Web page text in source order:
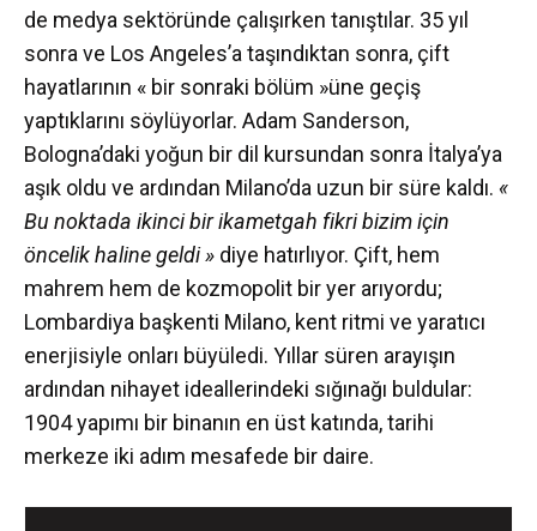
de medya sektöründe çalışırken tanıştılar. 35 yıl
sonra ve Los Angeles’a taşındıktan sonra, çift
hayatlarının « bir sonraki bölüm »üne geçiş
yaptıklarını söylüyorlar. Adam Sanderson,
Bologna’daki yoğun bir dil kursundan sonra İtalya’ya
aşık oldu ve ardından Milano’da uzun bir süre kaldı. «
Bu noktada ikinci bir ikametgah fikri bizim için
öncelik haline geldi » diye hatırlıyor. Çift, hem
mahrem hem de kozmopolit bir yer arıyordu;
Lombardiya başkenti Milano, kent ritmi ve yaratıcı
enerjisiyle onları büyüledi. Yıllar süren arayışın
ardından nihayet ideallerindeki sığınağı buldular:
1904 yapımı bir binanın en üst katında, tarihi
merkeze iki adım mesafede bir daire.